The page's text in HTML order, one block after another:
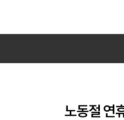
구매대행 서비스 토스토스 배대지
전
노동절 연